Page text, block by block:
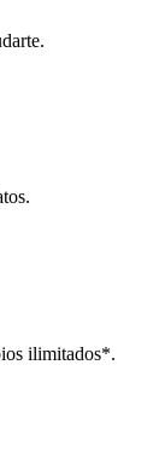
ilimitados*.